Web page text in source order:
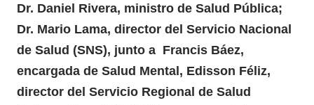
Dr. Daniel Rivera, ministro de Salud Pública;
Dr. Mario Lama, director del Servicio Nacional
de Salud (SNS), junto a Francis Báez,
encargada de Salud Mental, Edisson Féliz,
director del Servicio Regional de Salud